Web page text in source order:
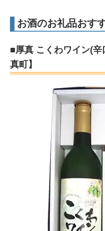
お酒のお礼品おす
■厚真 こくわワイン(
真町】